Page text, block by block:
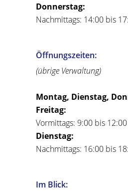
Donnerstag:
Nachmittags: 14:00 bis
Öffnungszeiten:
(übrige Verwaltung)
Montag, Dienstag,
Freitag:
Vormittags: 9:00 bis
Dienstag:
Nachmittags: 16:00 bis
Im Blick: